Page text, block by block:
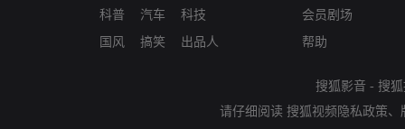
科普
国风
汽车
搞笑
科技
出品人
会员剧场
帮助
搜狐影音 - 搜
请仔细阅读 搜狐视频隐私政策、